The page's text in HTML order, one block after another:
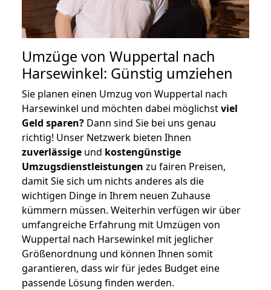
Umzüge von Wuppertal nach
Harsewinkel: Günstig umziehen
Sie planen einen Umzug von Wuppertal nach
Harsewinkel und möchten dabei möglichstviel
Geld sparen? Dann sind Sie bei uns genau
richtig! Unser Netzwerk bieten Ihnen
zuverlässige und kostengünstige
Umzugsdienstleistungen zu fairen Preisen,
damit Sie sich um nichts anderes als die
wichtigen Dinge in Ihrem neuen Zuhause
kümmern müssen. Weiterhin verfügen wir über
umfangreiche Erfahrung mit Umzügen von
Wuppertal nach Harsewinkel mit jeglicher
Größenordnung und können Ihnen somit
garantieren, dass wir für jedes Budget eine
passende Lösung finden werden.